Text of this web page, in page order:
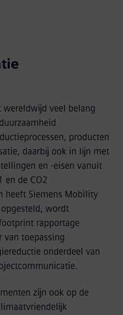
veel belang
producten
daarbij ook in lijn met
en -eisen vanuit
en de CO2
heeft Siemens Mobility
wordt
rapportage
van toepassing
onderdeel van
zijn ook op de